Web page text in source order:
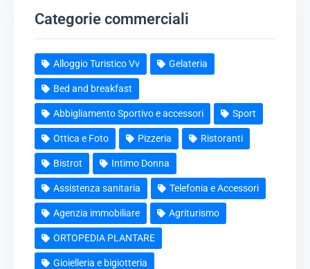
Categorie commerciali
Alloggio Turistico Vv Gelateria
Bed and breakfast
Abbigliamento Sportivo e accessori Sport
Ottica e Foto Pizzeria Ristoranti
Bistrot Intimo Donna
Assistenza sanitaria Telefonia e Accessori
Agenzia immobiliare Agriturismo
ORTOPEDIA PLANTARE
Gioielleria e bigiotteria